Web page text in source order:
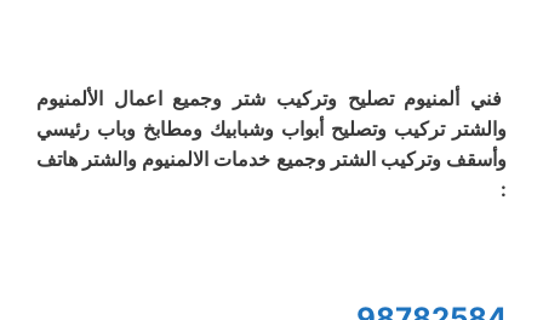
فني ألمنيوم تصليح وتركيب شتر وجميع اعمال الألمنيوم
والشتر تركيب وتصليح أبواب وشبابيك ومطابخ وباب رئيسي
وأسقف وتركيب الشتر وجميع خدمات الالمنيوم والشتر هاتف
: